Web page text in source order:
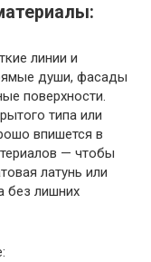
линии и
души, фасады
поверхности.
типа или
впишется в
— чтобы
латунь или
без лишних